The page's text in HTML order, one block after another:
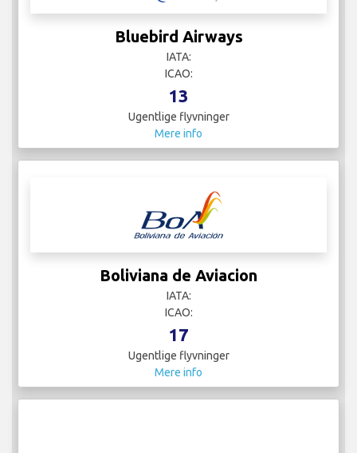
Bluebird Airways
IATA:
ICAO:
13
Ugentlige flyvninger
Mere info
Boliviana de Aviacion
IATA:
ICAO:
17
Ugentlige flyvninger
Mere info